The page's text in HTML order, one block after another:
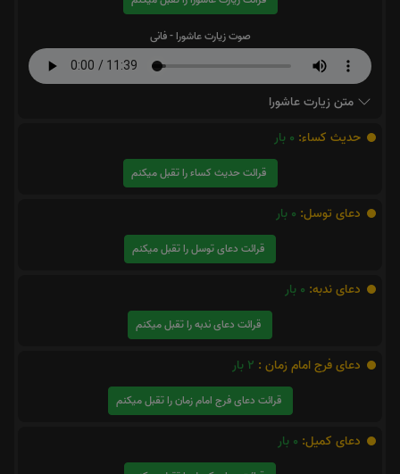
صوت زیارت عاشورا - فانی
متن زیارت عاشورا
حدیث کساء: 0 بار
قرائت حدیث کساء را تقبل میکنم
دعای توسل: 0 بار
قرائت دعای توسل را تقبل میکنم
دعای ندبه: 0 بار
قرائت دعای ندبه را تقبل میکنم
دعای فرج امام زمان : 2 بار
قرائت دعای فرج امام زمان را تقبل میکنم
دعای کمیل: 0 بار